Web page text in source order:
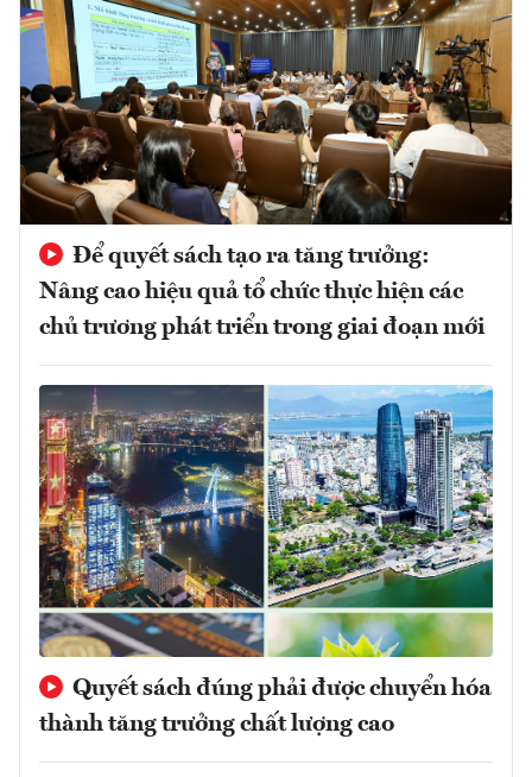
Để quyết sách tạo ra tăng trưởng:
Nâng cao hiệu quả tổ chức thực hiện các
chủ trương phát triển trong giai đoạn mới
Quyết sách đúng phải được chuyển hóa
thành tăng trưởng chất lượng cao